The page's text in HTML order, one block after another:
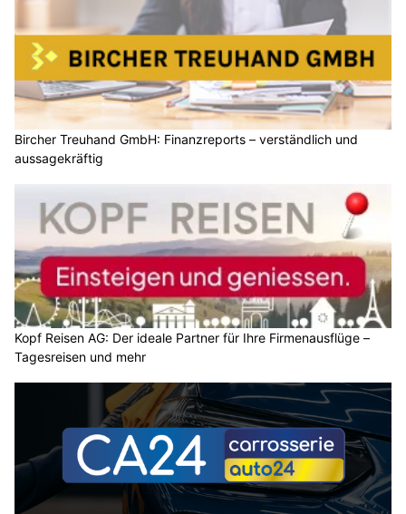
Bircher Treuhand GmbH: Finanzreports – verständlich und
aussagekräftig
Kopf Reisen AG: Der ideale Partner für Ihre Firmenausflüge –
Tagesreisen und mehr